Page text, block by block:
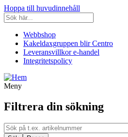
Hoppa till huvudinnehåll
Webbshop
Kakeldaxgruppen blir Centro
Leveransvillkor e-handel
Integritetspolicy
Meny
Filtrera din sökning